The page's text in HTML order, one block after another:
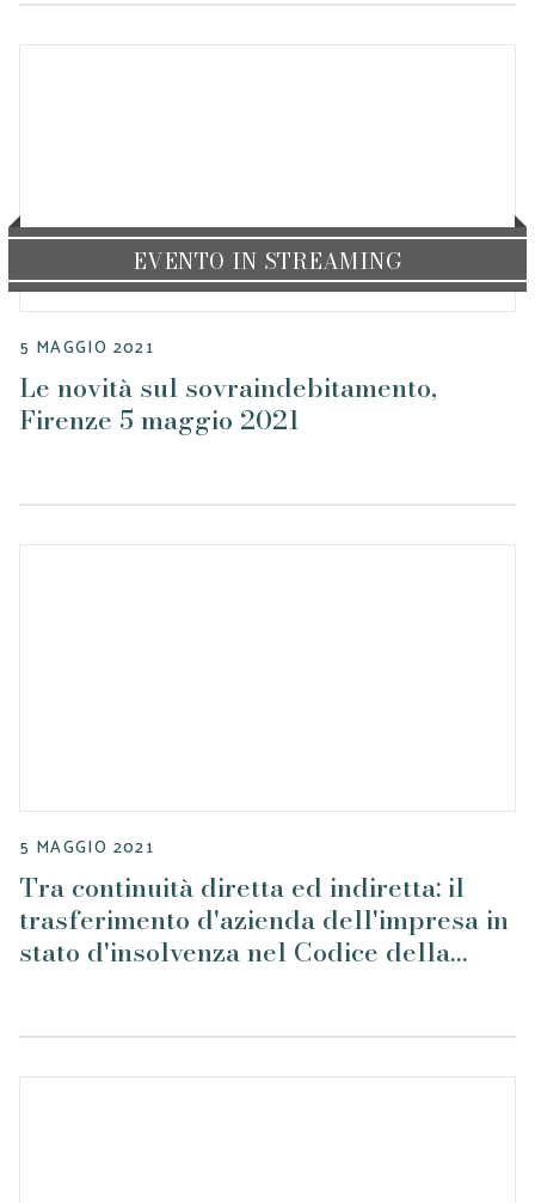
EVENTO IN STREAMING
5 MAGGIO 2021
Le novità sul sovraindebitamento,
Firenze 5 maggio 2021
5 MAGGIO 2021
Tra continuità diretta ed indiretta: il
trasferimento d'azienda dell'impresa in
stato d'insolvenza nel Codice della